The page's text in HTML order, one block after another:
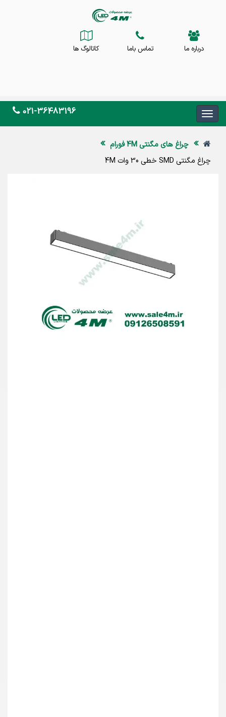
درباره ما تماس باما کاتالوگ ها
021-36483196
چراغ های مگنتی 4M فورام
چراغ مگنتی SMD خطی 30 وات 4M